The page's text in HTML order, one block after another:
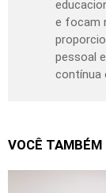
e focam
pessoal
contínua
VOCÊ TAMBÉM